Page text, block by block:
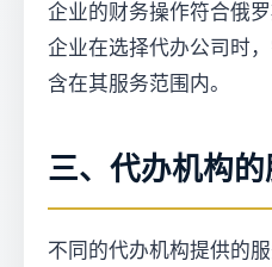
企业的财务操作符合俄
企业在选择代办公司时
含在其服务范围内。
三、代办机构
不同的代办机构提供的